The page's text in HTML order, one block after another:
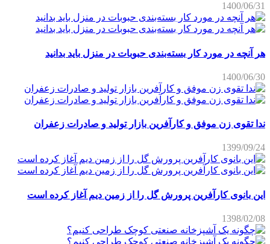
1400/06/31
هر آنچه در مورد کار بسته‌بندی حبوبات در منزل باید بدانید
1400/06/30
ندا تقوی زن موفق و کارآفرین بازار تولید و صادرات زعفران
1399/09/24
این بانوی کارآفرین پرورش گل را از زمین دیم آغاز کرده است
1398/02/08